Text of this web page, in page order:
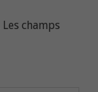
Les champs